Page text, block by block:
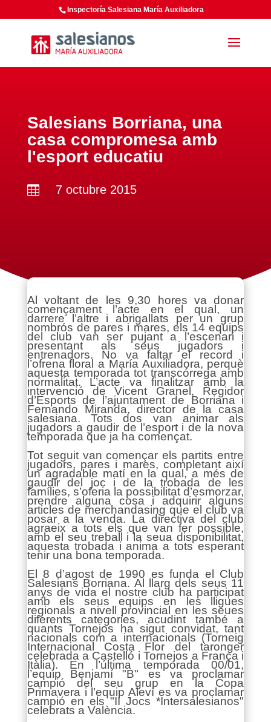
Inspectoría Salesiana María Auxiliadora
Salesians Borriana, una
casa compromesa amb
l'esport educatiu
 7 octubre 2015
Al voltant de les 9,30 hores va donar
començament l’acte en el qual, un
darrere l’altre i abrigallats per un grup
nombrós de pares i mares, els 14 equips
del club van ser pujant a l’escenari i
presentant als seus jugadors i
entrenadors. No va faltar el record i
l’ofrena floral a María Auxiliadora, perquè
aquesta temporada tot transcórrega amb
normalitat. L’acte va finalitzar amb la
intervenció de Vicent Granel, Regidor
d’Esports de l’ajuntament de Borriana i
Fernando Miranda, director de la casa
salesiana. Tots dos van animar als
jugadors a gaudir de l’esport i de la nova
temporada que ja ha començat.
Tot seguit van començar els partits entre
jugadors, pares i mares, completant així
un agradable matí en la qual, a més de
gaudir del joc i de la trobada de les
famílies, s’oferia la possibilitat d’esmorzar,
prendre alguna cosa i adquirir alguns
articles de merchandasing que el club va
posar a la venda. La directiva del club
agraeix a tots els que van fer possible,
amb el seu treball i la seua disponibilitat,
aquesta trobada i anima a tots esperant
tenir una bona temporada.
El 8 d’agost de 1990 es funda el Club
Salesians Borriana. Al llarg dels seus 11
anys de vida el nostre club ha participat
amb els seus equips en les lligues
regionals a nivell provincial en les seues
diferents categories, acudint també a
quants Tornejos ha sigut convidat, tant
nacionals com a internacionals (Torneig
Internacional Costa Flor del taronger
celebrada a Castelló i Tornejos a França i
Itàlia). En l’última temporada 00/01,
l’equip Benjamí "B" es va proclamar
campió del seu grup en la Copa
Primavera i l’equip Aleví es va proclamar
campió en els "II Jocs *Intersalesianos"
celebrats a València.